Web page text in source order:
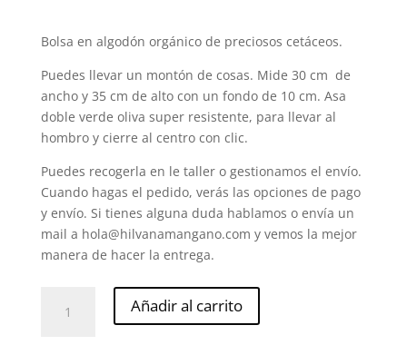
Bolsa en algodón orgánico de preciosos cetáceos.
Puedes llevar un montón de cosas. Mide 30 cm de
ancho y 35 cm de alto con un fondo de 10 cm. Asa
doble verde oliva super resistente, para llevar al
hombro y cierre al centro con clic.
Puedes recogerla en le taller o gestionamos el envío.
Cuando hagas el pedido, verás las opciones de pago
y envío. Si tienes alguna duda hablamos o envía un
mail a hola@hilvanamangano.com y vemos la mejor
manera de hacer la entrega.
Añadir al carrito